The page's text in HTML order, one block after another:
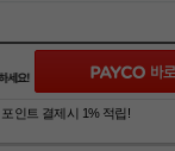
포인트 결제시 1% 적립!